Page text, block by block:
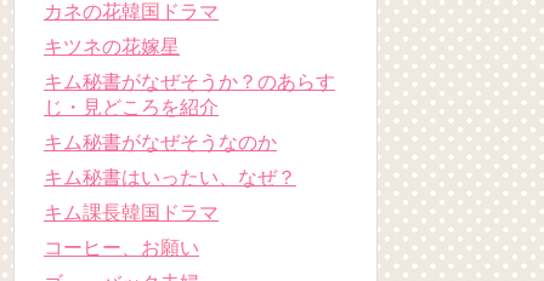
カネの花韓国ドラマ
キツネの花嫁星
キム秘書がなぜそうか？のあらす
じ・見どころを紹介
キム秘書がなぜそうなのか
キム秘書はいったい、なぜ？
キム課長韓国ドラマ
コーヒー、お願い